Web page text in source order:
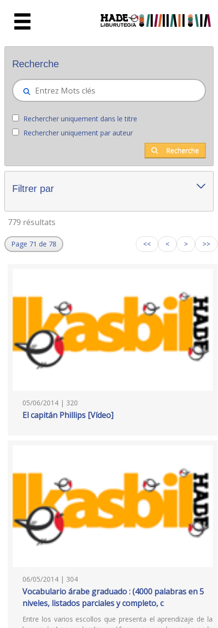
Nouveaux livres - Liburutegia
Recherche
Rechercher uniquement dans le titre
Rechercher uniquement par auteur
Recherche
Filtrer par
779 résultats
Page 71 de 78 << < > >>
05/06/2014 | 320
El capitán Phillips [Vídeo]
06/05/2014 | 304
Vocabulario árabe graduado : (4000 palabras en 5
niveles, listados parciales y completo, c
Entre los varios escollos que presenta el aprendizaje de la